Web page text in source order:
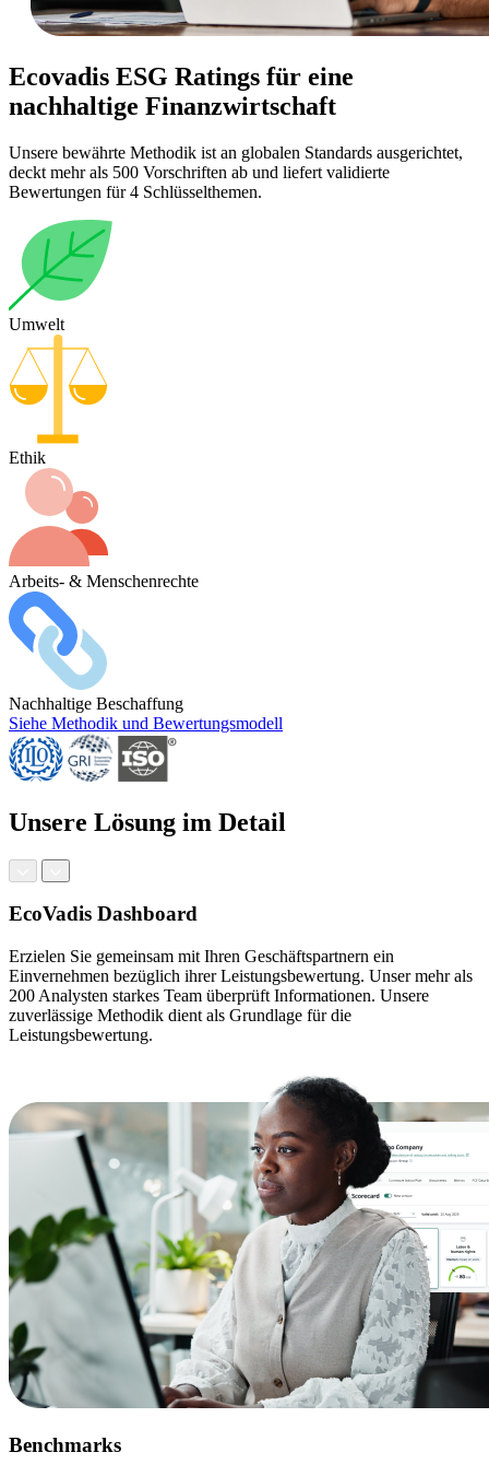
Ecovadis ESG Ratings für eine
nachhaltige Finanzwirtschaft
Unsere bewährte Methodik ist an globalen Standards ausgerichtet,
deckt mehr als 500 Vorschriften ab und liefert validierte
Bewertungen für 4 Schlüsselthemen.
Umwelt
Ethik
Arbeits- & Menschenrechte
Nachhaltige Beschaffung
Siehe Methodik und Bewertungsmodell
Unsere Lösung im Detail
EcoVadis Dashboard
Erzielen Sie gemeinsam mit Ihren Geschäftspartnern ein
Einvernehmen bezüglich ihrer Leistungsbewertung. Unser mehr als
200 Analysten starkes Team überprüft Informationen. Unsere
zuverlässige Methodik dient als Grundlage für die
Leistungsbewertung.
Benchmarks